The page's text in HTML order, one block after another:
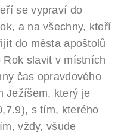
se vypraví do
a na všechny, kteří
do města apoštolů
slavit v místních
čas opravdového
Ježíšem, který je
s tím, kterého
vždy, všude